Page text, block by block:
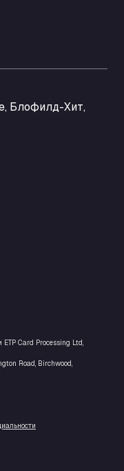
Блофилд-Хит,
Card Processing Ltd,
Road, Birchwood,